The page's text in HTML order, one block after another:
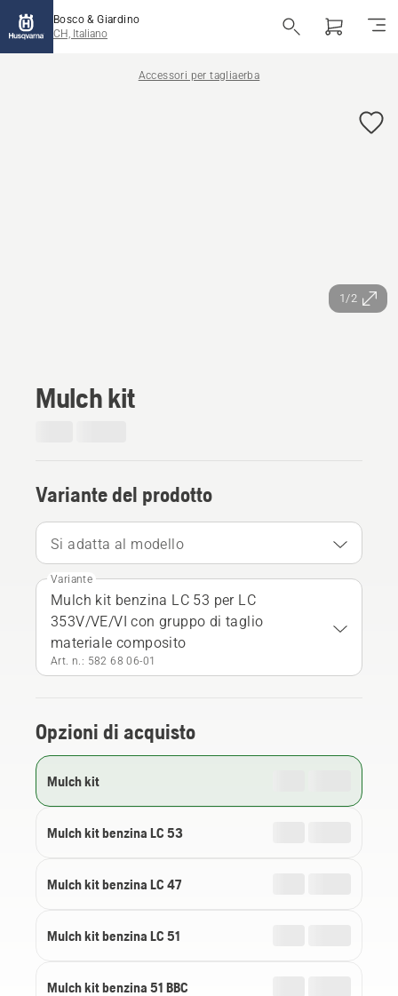
Bosco & Giardino
CH, Italiano
Accessori per tagliaerba
1/2
Mulch kit
Variante del prodotto
Si adatta al modello
Variante
Mulch kit benzina LC 53 per LC
353V/VE/VI con gruppo di taglio
materiale composito
Art. n.: 582 68 06‑01
Opzioni di acquisto
Mulch kit
Mulch kit benzina LC 53
Mulch kit benzina LC 47
Mulch kit benzina LC 51
Mulch kit benzina 51 BBC